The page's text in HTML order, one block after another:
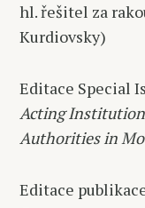
hl. řešitel za
Kurdiovsky)
Editace Special
Acting
Authorities in
Editace